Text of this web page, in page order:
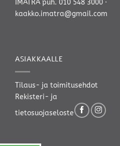
IMATRA puh. 010 548 3000 ·
kaakko.imatra@gmail.com
ASIAKKAALLE
Tilaus- ja toimitusehdot
Rekisteri- ja
tietosuojaseloste